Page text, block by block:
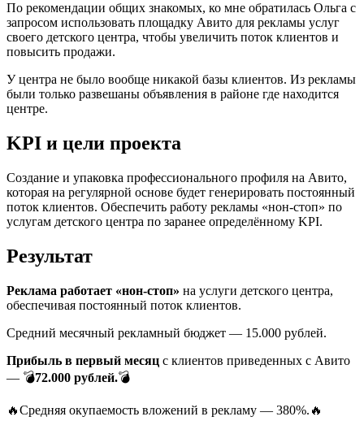
По рекомендации общих знакомых, ко мне обратилась Ольга с
запросом использовать площадку Авито для рекламы услуг
своего детского центра, чтобы увеличить поток клиентов и
повысить продажи.
У центра не было вообще никакой базы клиентов. Из рекламы
были только развешаны объявления в районе где находится
центре.
KPI и цели проекта
Создание и упаковка профессионального профиля на Авито,
которая на регулярной основе будет генерировать постоянный
поток клиентов. Обеспечить работу рекламы «нон-стоп» по
услугам детского центра по заранее определённому KPI.
Результат
Реклама работает «нон-стоп» на услуги детского центра,
обеспечивая постоянный поток клиентов.
Средний месячный рекламный бюджет — 15.000 рублей.
Прибыль в первый месяц с клиентов приведенных с Авито
— 💣72.000 рублей.💣
🔥Средняя окупаемость вложений в рекламу — 380%.🔥